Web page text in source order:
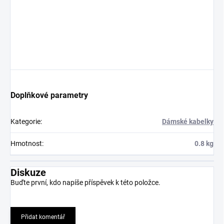
Doplňkové parametry
Kategorie: Dámské kabelky
Hmotnost: 0.8 kg
Diskuze
Buďte první, kdo napíše příspěvek k této položce.
Přidat komentář